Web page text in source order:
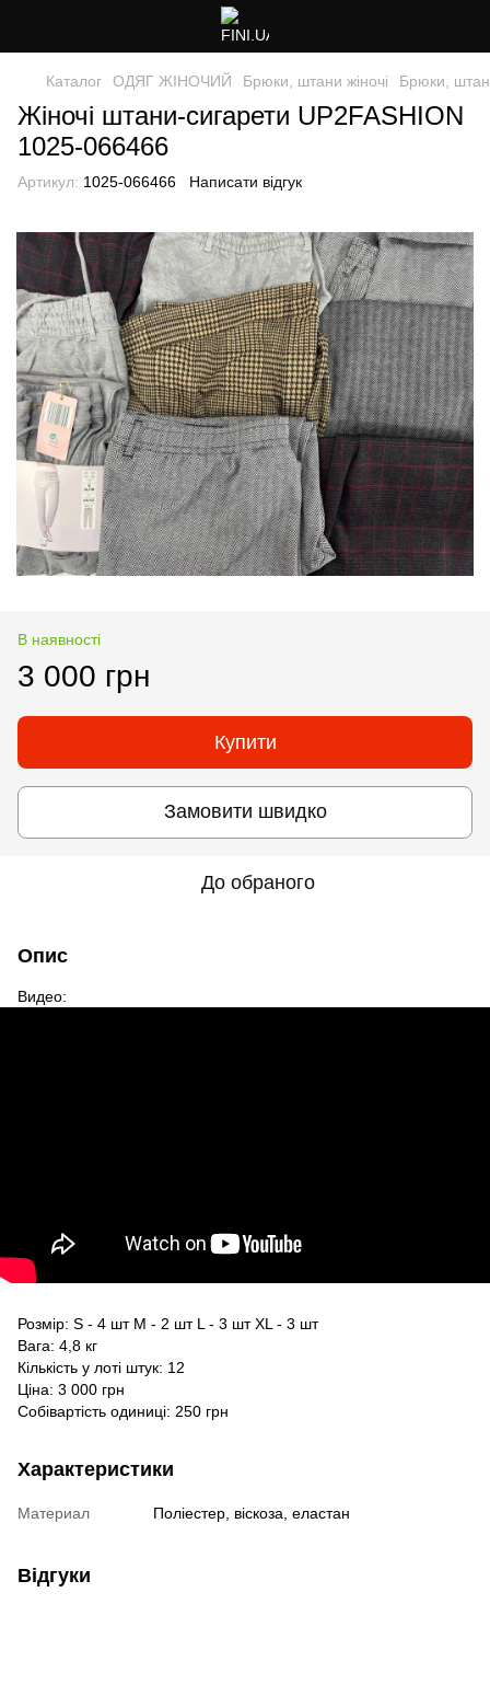
Каталог ОДЯГ ЖІНОЧИЙ Брюки, штани жіночі Брюки,
Жіночі штани-сигарети UP2FASHION
1025-066466
Артикул: 1025-066466 Написати відгук
В наявності
3 000 грн
Купити
Замовити швидко
До обраного
Опис
Видео:
Розмір: S - 4 шт M - 2 шт L - 3 шт XL - 3 шт
Вага: 4,8 кг
Кількість у лоті штук: 12
Ціна: 3 000 грн
Собівартість одиниці: 250 грн
Характеристики
Материал Поліестер, віскоза, еластан
Відгуки